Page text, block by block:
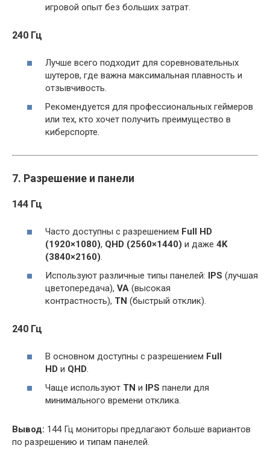
игровой опыт без больших затрат.
240 Гц
Лучше всего подходит для соревновательных
шутеров, где важна максимальная плавность и
отзывчивость.
Рекомендуется для профессиональных геймеров
или тех, кто хочет получить преимущество в
киберспорте.
7. Разрешение и панели
144 Гц
Часто доступны с разрешением Full HD
(1920×1080), QHD (2560×1440) и даже 4K
(3840×2160)
Используют различные типы панелей: IPS (лучшая
цветопередача), VA (высокая
контрастность), TN (быстрый отклик).
240 Гц
В основном доступны с разрешением Full
HD и QHD
Чаще используют TN и IPS панели для
минимального времени отклика.
Вывод: 144 Гц мониторы предлагают больше вариантов
по разрешению и типам панелей.